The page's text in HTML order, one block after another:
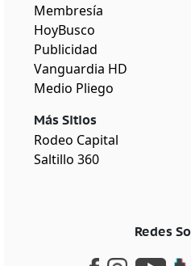
Membresía
HoyBusco
Publicidad
Vanguardia HD
Medio Pliego
Más Sitios
Rodeo Capital
Saltillo 360
Redes